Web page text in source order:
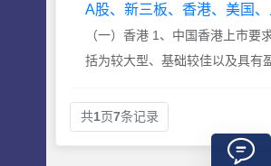
A股、新三板、香港、美国
（一）香港 1、中国香港上市
括为较大型、基础较佳以及具有
共1页7条记录